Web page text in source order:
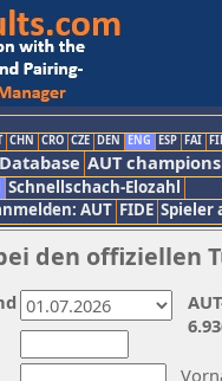
CHN CRO CZE DEN ENG ESP FAI
AUT
Schnellschach-Elozahl
AUT FIDE Spieler
den offiziellen